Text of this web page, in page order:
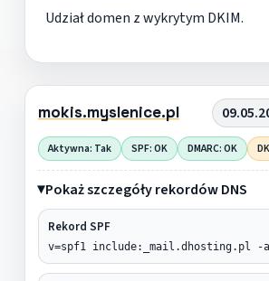
Udział domen z wykrytym DKIM.
mokis.myslenice.pl
Aktywna: Tak SPF: OK DMARC: OK
Pokaż szczegóły rekordów DNS
Rekord SPF
v=spf1 include:_mail.dhosting.pl -